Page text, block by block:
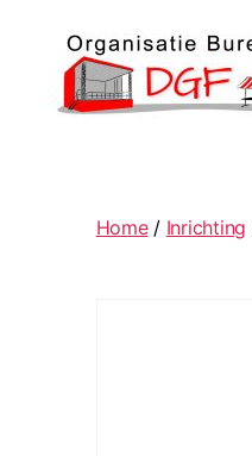
Home/ Inrichting